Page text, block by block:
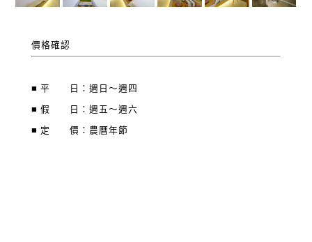
價格確認
■ 平 日：週日～週四
■ 假 日：週五～週六
■ 定 價：農曆年節